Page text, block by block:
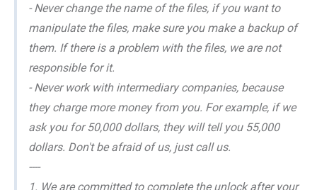
- Never change the name of the files, if you want to
manipulate the files, make sure you make a backup of
them. If there is a problem with the files, we are not
responsible for it.
- Never work with intermediary companies, because
they charge more money from you. For example, if we
ask you for 50,000 dollars, they will tell you 55,000
dollars. Don't be afraid of us, just call us.
----
1. We are committed to complete the unlock after your